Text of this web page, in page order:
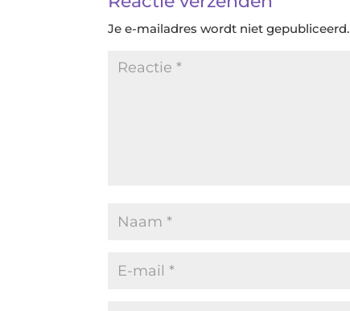
Je e-mailadres wordt niet gepubliceerd.